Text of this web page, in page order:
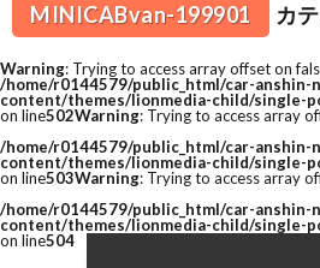
MINICABvan-199901 カ
Warning: Trying to access array offset on
/home/r0144579/public_html/car-anshin-
content/themes/lionmedia-child/single-
on line502Warning: Trying to access array
/home/r0144579/public_html/car-anshin-
content/themes/lionmedia-child/single-
on line503Warning: Trying to access array
/home/r0144579/public_html/car-anshin-
content/themes/lionmedia-child/single-
on line504